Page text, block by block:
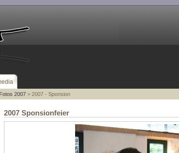
Fotos 2007> 2007 - Sponsion
2007 Sponsionfeier